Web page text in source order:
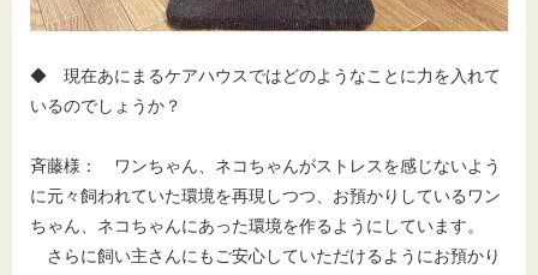
◆ 現在あにまるケアハウスではどのようなことに力を入れて
いるのでしょうか？
斉藤様： ワンちゃん、ネコちゃんがストレスを感じないよう
に元々飼われていた環境を再現しつつ、お預かりしているワン
ちゃん、ネコちゃんにあった環境を作るようにしています。
さらに飼い主さんにもご安心していただけるようにお預かり